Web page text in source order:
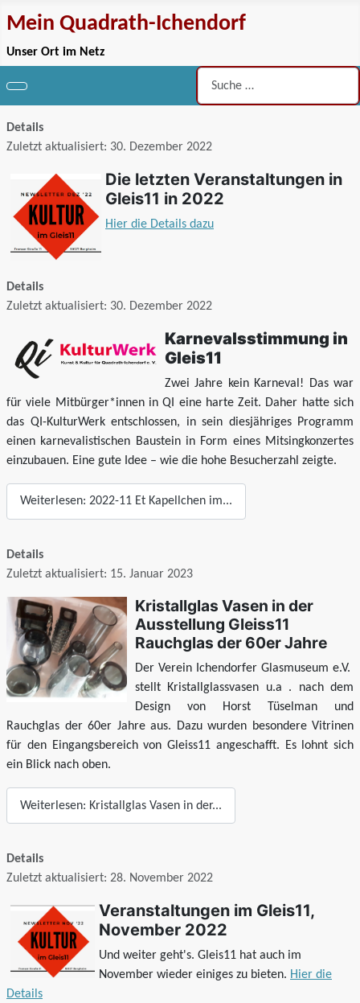
Mein Quadrath-Ichendorf
Unser Ort im Netz
Suchen
Details
Zuletzt aktualisiert: 30. Dezember 2022
Die letzten Veranstaltungen in
Gleis11 in 2022
Hier die Details dazu
Details
Zuletzt aktualisiert: 30. Dezember 2022
Karnevalsstimmung in
Gleis11
Zwei Jahre kein Karneval! Das war
für viele Mitbürger*innen in QI eine harte Zeit. Daher hatte sich
das QI-KulturWerk entschlossen, in sein diesjähriges Programm
einen karnevalistischen Baustein in Form eines Mitsingkonzertes
einzubauen. Eine gute Idee – wie die hohe Besucherzahl zeigte.
Weiterlesen: 2022-11 Et Kapellchen im...
Details
Zuletzt aktualisiert: 15. Januar 2023
Kristallglas Vasen in der
Ausstellung Gleiss11
Rauchglas der 60er Jahre
Der Verein Ichendorfer Glasmuseum e.V.
stellt Kristallglassvasen u.a . nach dem
Design von Horst Tüselman und
Rauchglas der 60er Jahre aus. Dazu wurden besondere Vitrinen
für den Eingangsbereich von Gleiss11 angeschafft. Es lohnt sich
ein Blick nach oben.
Weiterlesen: Kristallglas Vasen in der...
Details
Zuletzt aktualisiert: 28. November 2022
Veranstaltungen im Gleis11,
November 2022
Und weiter geht's. Gleis11 hat auch im
November wieder einiges zu bieten. Hier die
Details